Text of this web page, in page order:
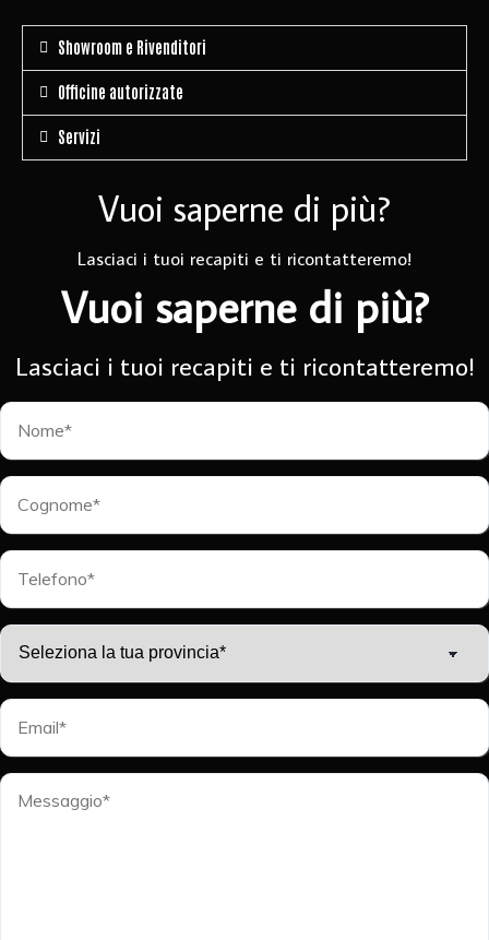
Showroom e Rivenditori
Officine autorizzate
Servizi
Vuoi saperne di più?
Lasciaci i tuoi recapiti e ti ricontatteremo!
Vuoi saperne di più?
Lasciaci i tuoi recapiti e ti ricontatteremo!